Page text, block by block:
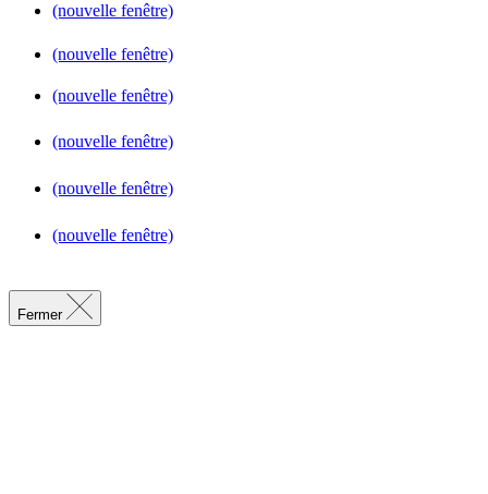
(nouvelle fenêtre)
(nouvelle fenêtre)
(nouvelle fenêtre)
(nouvelle fenêtre)
(nouvelle fenêtre)
(nouvelle fenêtre)
Fermer